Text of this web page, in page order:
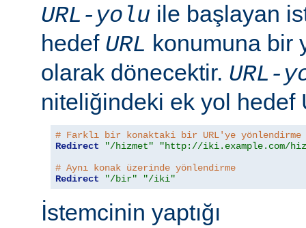
URL-yolu ile başlayan
hedef URL konumuna bir
olarak dönecektir. URL-
niteliğindeki ek yol hedef
# Farklı bir konaktaki bir URL'ye yönlendirme
Redirect
"/hizmet"
"http://iki.example.com/
# Aynı konak üzerinde yönlendirme
Redirect
"/bir" "/iki"
İstemcinin yaptığı